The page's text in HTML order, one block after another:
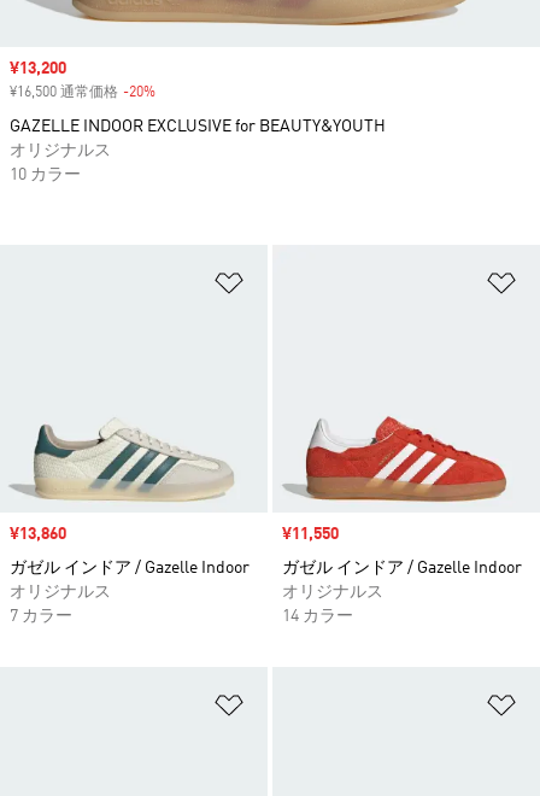
セール価格
¥13,860
ガゼル インドア / Gazelle Indoor
オリジナルス
7 カラー
セール価格
¥11,550
ガゼル インドア / Gazelle Indoor
オリジナルス
14 カラー
セール価格
¥13,200
¥16,500 通常価格 -20%
GAZELLE INDOOR EXCLUSIVE for BEAUTY&YOUTH
オリジナルス
10 カラー